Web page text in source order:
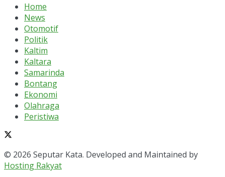
Home
News
Otomotif
Politik
Kaltim
Kaltara
Samarinda
Bontang
Ekonomi
Olahraga
Peristiwa
© 2026 Seputar Kata. Developed and Maintained by
Hosting Rakyat